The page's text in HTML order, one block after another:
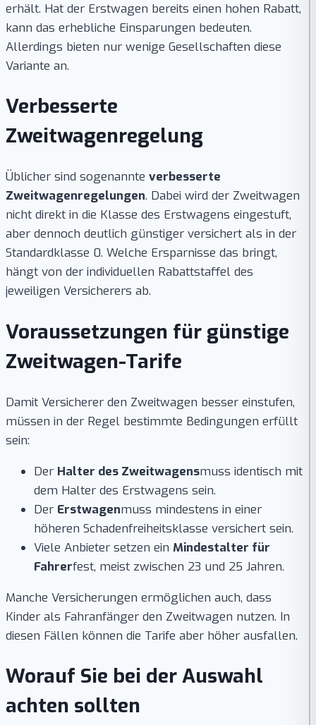
erhält. Hat der Erstwagen bereits einen hohen Rabatt,
kann das erhebliche Einsparungen bedeuten.
Allerdings bieten nur wenige Gesellschaften diese
Variante an.
Verbesserte
Zweitwagenregelung
Üblicher sind sogenannte verbesserte
Zweitwagenregelungen. Dabei wird der Zweitwagen
nicht direkt in die Klasse des Erstwagens eingestuft,
aber dennoch deutlich günstiger versichert als in der
Standardklasse 0. Welche Ersparnisse das bringt,
hängt von der individuellen Rabattstaffel des
jeweiligen Versicherers ab.
Voraussetzungen für günstige
Zweitwagen-Tarife
Damit Versicherer den Zweitwagen besser einstufen,
müssen in der Regel bestimmte Bedingungen erfüllt
sein:
Der Halter des Zweitwagensmuss identisch mit
dem Halter des Erstwagens sein.
Der Erstwagenmuss mindestens in einer
höheren Schadenfreiheitsklasse versichert sein.
Viele Anbieter setzen ein Mindestalter für
Fahrerfest, meist zwischen 23 und 25 Jahren.
Manche Versicherungen ermöglichen auch, dass
Kinder als Fahranfänger den Zweitwagen nutzen. In
diesen Fällen können die Tarife aber höher ausfallen.
Worauf Sie bei der Auswahl
achten sollten